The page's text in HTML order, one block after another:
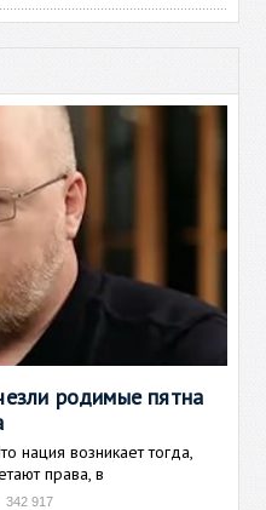
родимые пятна
нация возникает тогда,
права, в
342 917